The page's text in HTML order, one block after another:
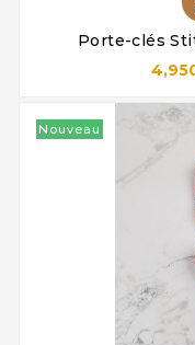
Porte-clés
Nouveau